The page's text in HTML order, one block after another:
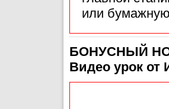
или
БОНУСНЫЙ
Видео урок от